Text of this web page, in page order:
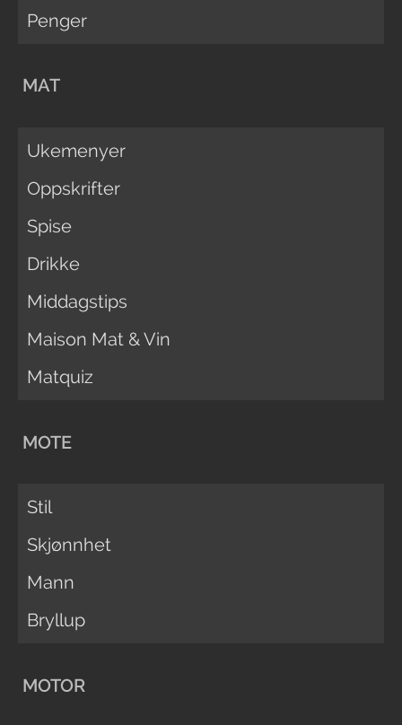
Penger
MAT
Ukemenyer
Oppskrifter
Spise
Drikke
Middagstips
Maison Mat & Vin
Matquiz
MOTE
Stil
Skjønnhet
Mann
Bryllup
MOTOR